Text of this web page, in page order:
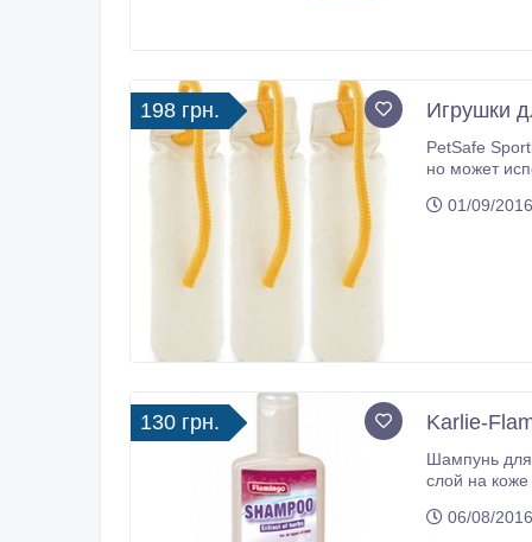
198 грн. Игрушки
PetSafe
но может
01/09/
130 грн. Karlie-
Шампунь для
слой на
06/08/